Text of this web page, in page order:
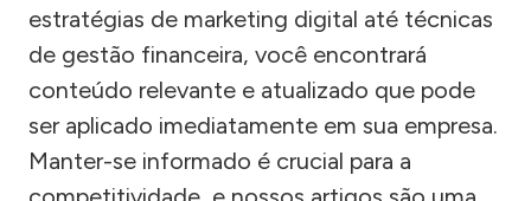
estratégias de marketing digital até técnicas
de gestão financeira, você encontrará
conteúdo relevante e atualizado que pode
ser aplicado imediatamente em sua empresa.
Manter-se informado é crucial para a